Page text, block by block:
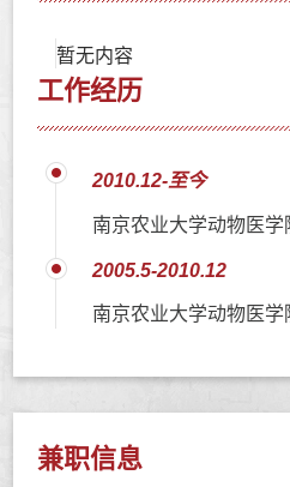
暂无内容
工作经历
2010.12-至今
南京农业大学动物医
2005.5-2010.12
南京农业大学动物医
兼职信息